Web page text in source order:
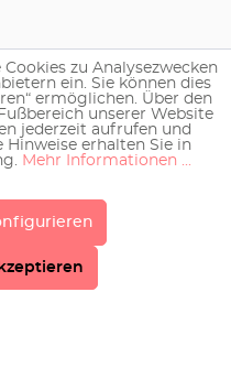
zu Analysezwecken
ein. Sie können dies
ermöglichen. Über den
unserer Website
jederzeit aufrufen und
erhalten Sie in
Mehr Informationen ...